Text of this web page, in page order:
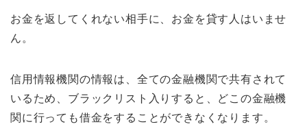
お金を返してくれない相手に、お金を貸す人はいませ
ん。
信用情報機関の情報は、全ての金融機関で共有されて
いるため、ブラックリスト入りすると、どこの金融機
関に行っても借金をすることができなくなります。